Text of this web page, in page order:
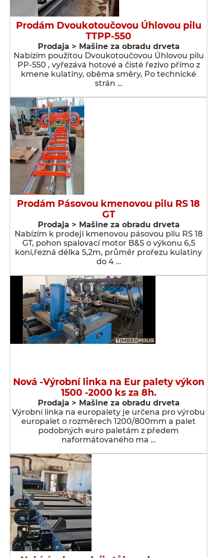
Prodám Dvoukotoučovou Úhlovou pilu
TTPP-550
Prodaja > Мašine za obradu drveta
Nabízím použitou Dvoukotoučovou Úhlovou pilu
PP-550 , vyřezává hotové a čisté řezivo přímo z
kmene kulatiny, oběma směry, Po technické
strán …
Prodám Pásovou kmenovou pilu RS 18
GT
Prodaja > Мašine za obradu drveta
Nabízím k prodeji kmenovou pásovou pilu RS 18
GT, pohon spalovací motor B&S o výkonu 6,5
koní,řezná délka 5,2m, průměr prořezu kulatiny
do 4 …
Nová -Výrobní linka na Eur palety výkon
1500 -2000 ks za 8h.
Prodaja > Мašine za obradu drveta
Výrobní linka na europalety je určena pro výrobu
europalet o rozměrech 1200/800mm a palet
podobných euro paletám z předem
naformátovaného ma …